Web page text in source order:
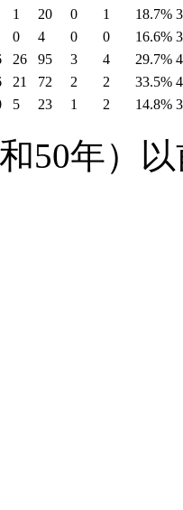
1 20 0 1 18.7%
0 4 0 0 16.6%
26 95 3 4 29.7%
21 72 2 2 33.5%
5 23 1 2 14.8%
50年）